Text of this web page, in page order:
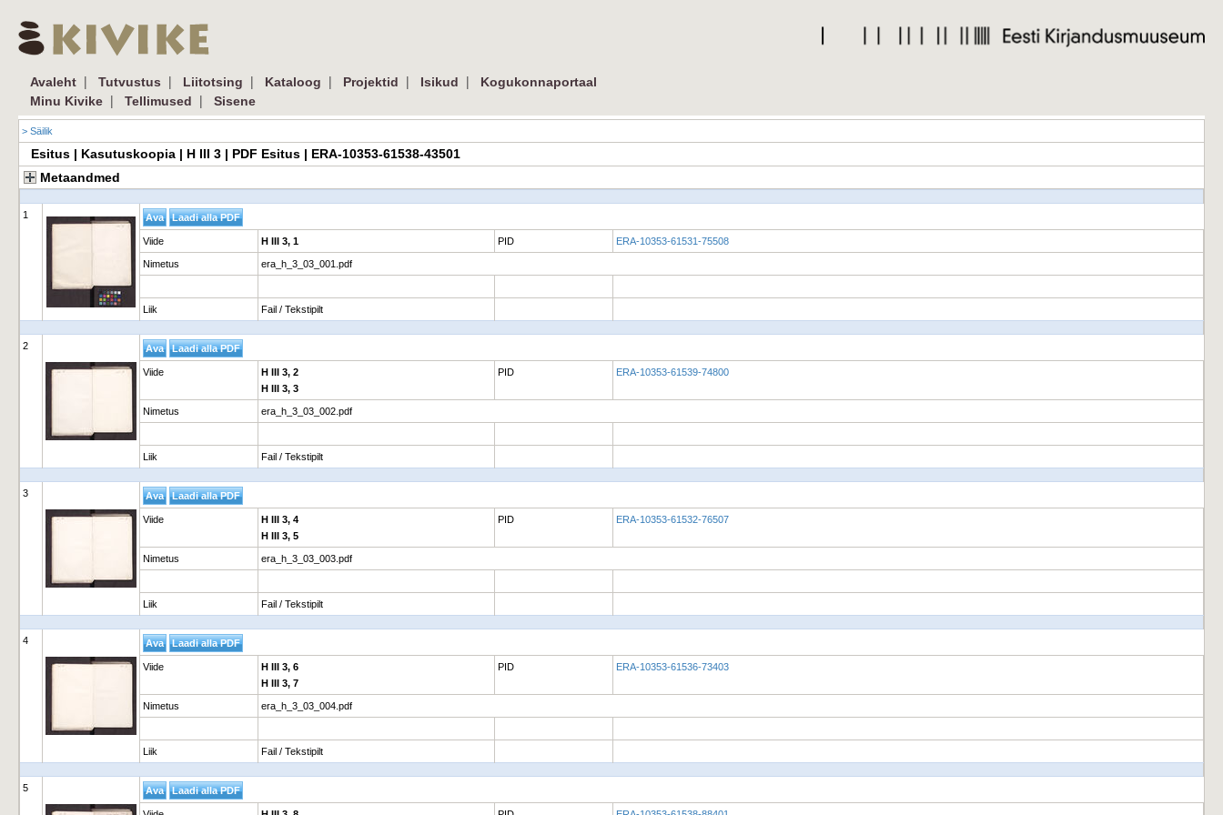
Avaleht | Tutvustus | Liitotsing | Kataloog | Projektid | Isikud |
Kogukonnaportaal
Minu Kivike | Tellimused | Sisene
> Säilik
Esitus | Kasutuskoopia | H III 3 | PDF Esitus | ERA-10353-61538-43501
Metaandmed
1
Viide H III 3, 1 PID ERA-10353-61531-75508
Nimetus era_h_3_03_001.pdf
Liik Fail / Tekstipilt
2
Viide
H III 3, 2
H III 3, 3
PID ERA-10353-61539-74800
Nimetus era_h_3_03_002.pdf
Liik Fail / Tekstipilt
3
Viide
H III 3, 4
H III 3, 5
PID ERA-10353-61532-76507
Nimetus era_h_3_03_003.pdf
Liik Fail / Tekstipilt
4
Viide
H III 3, 6
H III 3, 7
PID ERA-10353-61536-73403
Nimetus era_h_3_03_004.pdf
Liik Fail / Tekstipilt
5